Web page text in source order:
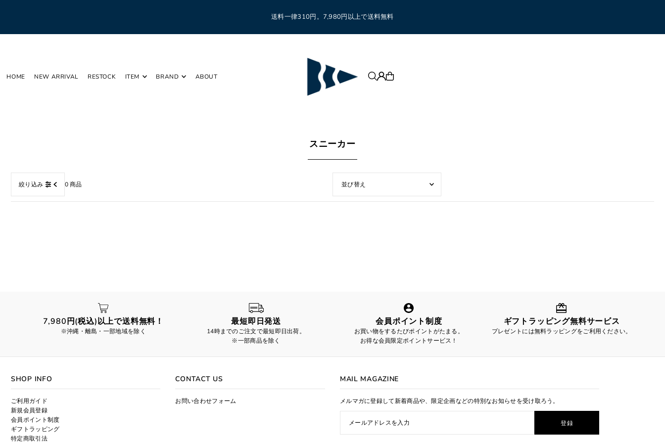
送料一律310円。7,980円以上で送料無料
HOME NEW ARRIVAL RESTOCK ITEM BRAND ABOUT
スニーカー
絞り込み 0 商品
オススメ
7,980円(税込)以上で送料無料！
※沖縄・離島・一部地域を除く
最短即日発送
14時までのご注文で最短即日出荷。
※一部商品を除く
会員ポイント制度
お買い物をするたびポイントがたまる。
お得な会員限定ポイントサービス！
ギフトラッピング無料サービス
プレゼントには無料ラッピングをご利用ください。
SHOP INFO
ご利用ガイド
新規会員登録
会員ポイント制度
ギフトラッピング
特定商取引法
CONTACT US
お問い合わせフォーム
MAIL MAGAZINE
メルマガに登録して新着商品や、限定企画などの特別なお知らせを受け取ろう。